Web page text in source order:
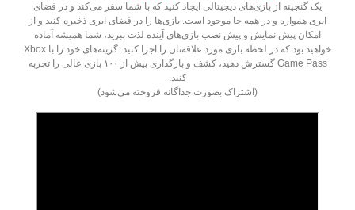
یک گنجینه از بازی‌های دیجیتالی ایجاد کنید که با شما سفر می‌کند و در فضای
ابری همواره و در همه جا موجود است. بازی‌ها را در فضای ابری ذخیره کنید و از
امکان پیش نمایش و پیش نصب بازی‌های آینده لذت ببرید، شما همیشه آماده
خواهید بود که در لحظه بازی مورد علاقه‌تان را اجرا کنید. گزینه‌های خود را با Xbox
Game Pass گسترش دهید، کشف و بارگذاری بیش از ۱۰۰ بازی عالی را تجربه
کنید.
(اشتراک بصورت جداگانه فروخته می‌شود)